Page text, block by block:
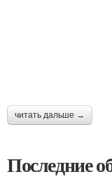
читать дальше →
Последние